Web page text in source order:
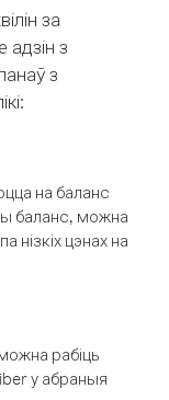
за
з
з
на баланс
баланс, можна
нізкіх цэнах на
рабіць
у абраныя